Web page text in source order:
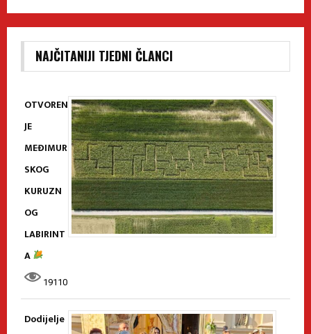
NAJČITANIJI TJEDNI ČLANCI
OTVOREN
JE
MEĐIMUR
SKOG
KURUZN
OG
LABIRINT
A
19110
Dodijelje